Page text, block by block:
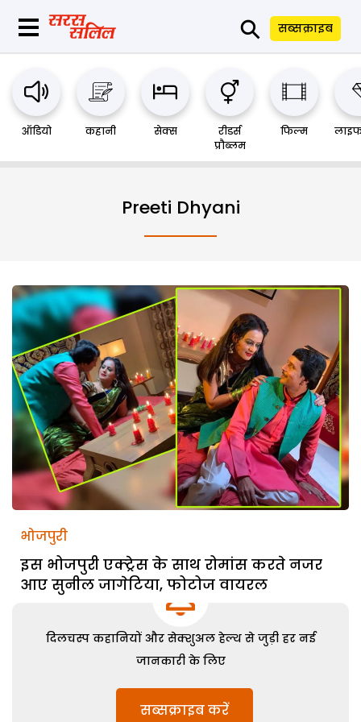
⚲ सब्सक्राइब
ऑडियो कहानी सेक्स
रीडर्स
प्रौब्लम
फिल्म
Preeti Dhyani
भोजपुरी
इस भोजपुरी एक्ट्रेस के साथ रोमांस करते नजर
आए सुनील जागेटिया, फोटोज वायरल
दिलचस्प कहानियों और सेक्शुअल हेल्थ से जुड़ी हर नई
जानकारी के लिए
सब्सक्राइब करें